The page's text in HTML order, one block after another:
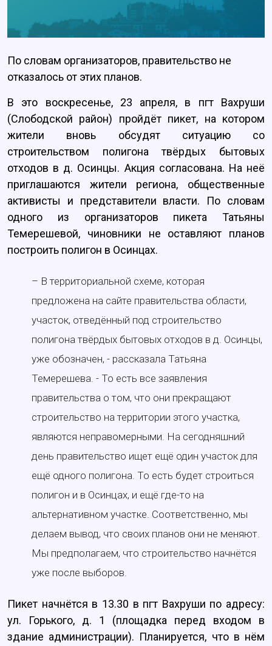
По словам организаторов, правительство не
отказалось от этих планов.
В это воскресенье, 23 апреля, в пгт Вахруши
(Слободской район) пройдёт пикет, на котором
жители вновь обсудят ситуацию со
строительством полигона твёрдых бытовых
отходов в д. Осинцы. Акция согласована. На неё
приглашаются жители региона, общественные
активисты и представители власти. По словам
одного из организаторов пикета Татьяны
Темерешевой, чиновники не оставляют планов
построить полигон в Осинцах.
– В территориальной схеме, которая
предложена на сайте правительства области,
участок, отведённый под строительство
полигона твёрдых бытовых отходов в д. Осинцы,
уже обозначен, - рассказала Татьяна
Темерешева. - То есть все заявления
правительства о том, что они прекращают
строительство на территории этого участка,
являются неправомерными. На сегодняшний
день правительство ищет ещё один участок для
ещё одного полигона. То есть будет строиться
полигон и в Осинцах, и ещё где-то на
альтернативном участке. Соответственно, мы
делаем вывод, что своих планов они не меняют.
Мы предполагаем, что строительство начнётся
уже после выборов.
Пикет начнётся в 13.30 в пгт Вахруши по адресу:
ул. Горького, д. 1 (площадка перед входом в
здание администрации). Планируется, что в нём